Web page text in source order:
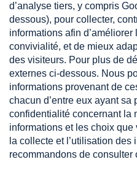
d’analyse tiers, y compris
dessous), pour collecter,
informations afin
convivialité, et de mieux
des visiteurs. Pour plus de
externes ci-dessous. Nous
informations provenant de
chacun d’entre eux ayant sa
confidentialité concernant la
informations et les choix
la collecte et l’utilisation
recommandons de consulter